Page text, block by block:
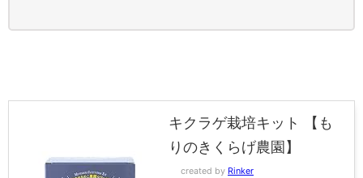
キクラゲ栽培キット 【も
りのきくらげ農園】
created by Rinker